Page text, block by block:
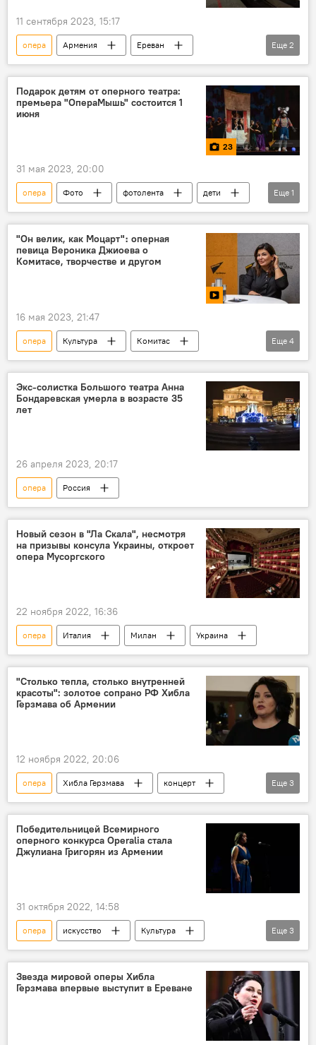
11 сентября 2023, 15:17
опера Армения
Ереван
Ереванский метрополитен
работа
Еще 2
Подарок детям от оперного театра:
премьера "ОпераМышь" состоится 1
июня
23
31 мая 2023, 20:00
опера Фото фотолента
дети
актер
Еще 1
"Он велик, как Мoцарт"։ oперная
певица Вероника Джиоева o
Комитасе, творчестве и другом
16 мая 2023, 21:47
опера Культура
Комитас
Армения
Новости Армения
Еще 4
Экс-солистка Большого театра Анна
Бондаревская умерла в возрасте 35
лет
26 апреля 2023, 20:17
опера Россия
Новый сезон в "Ла Скала", несмотря
на призывы консула Украины, откроет
опера Мусоргского
22 ноября 2022, 16:36
опера Италия Милан Украина
"Столько тепла, столько внутренней
красоты": золотое сопрано РФ Хибла
Герзмава об Армении
12 ноября 2022, 20:06
опера Хибла Герзмава
концерт
Ереван
оперная певица Культура
Еще 3
Победительницей Всемирного
оперного конкурса Operalia стала
Джулиана Григорян из Армении
31 октября 2022, 14:58
опера искусство
Культура
Армения
Новости Армения
музыкальный конкурс
Еще 3
Звезда мировой оперы Хибла
Герзмава впервые выступит в Ереване